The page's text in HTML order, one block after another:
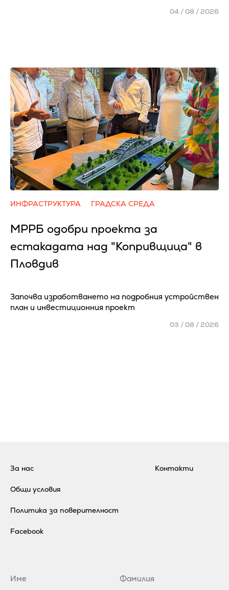
04 / 08 / 2026
ИНФРАСТРУКТУРА ГРАДСКА СРЕДА
МРРБ одобри проекта за
естакадата над "Копривщица" в
Пловдив
Започва изработването на подробния устройствен
план и инвестиционния проект
03 / 08 / 2026
За нас
Общи условия
Политика за поверителност
Контакти
Facebook